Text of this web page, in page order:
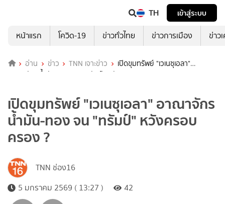
TH
เข้าสู่ระบบ
หน้าแรก
โควิด-19 ข่าวทั่วไทย ข่าวการเมือง ข่าว
อ่าน ข่าว TNN เจาะข่าว
เปิดขุมทรัพย์ "เวเนซุเอลา"
อาณาจักรน้ำมัน-ทอง จน "ทรัมป์" หวังครอบครอง ?
เปิดขุมทรัพย์ "เวเนซุเอลา" อาณาจักร
น้ำมัน-ทอง จน "ทรัมป์" หวังครอบ
ครอง ?
TNN ช่อง16
5 มกราคม 2569 ( 13:27 )
42